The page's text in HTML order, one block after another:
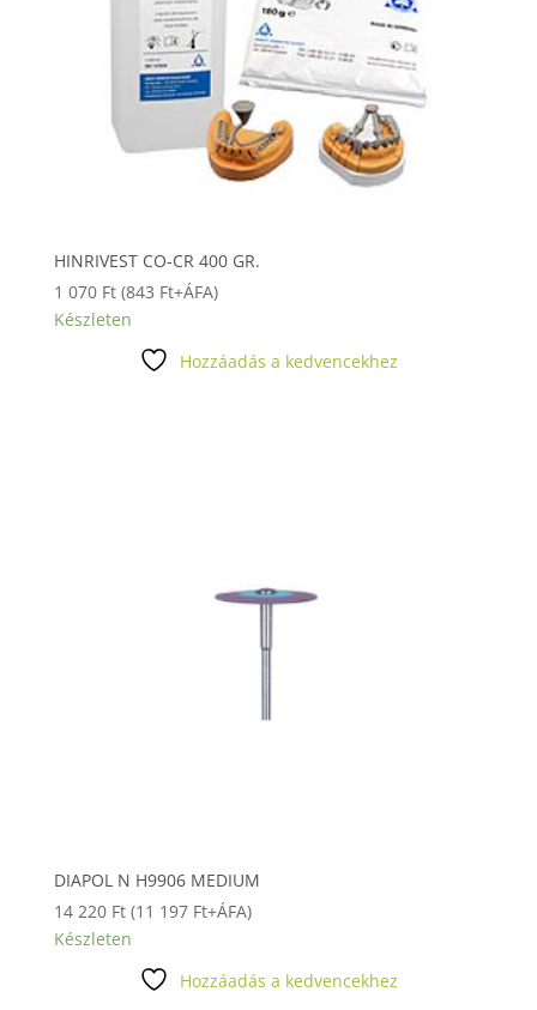
HINRIVEST CO-CR 400 GR.
1 070 Ft (843 Ft+ÁFA)
Készleten
Hozzáadás a kedvencekhez
DIAPOL N H9906 MEDIUM
14 220 Ft (11 197 Ft+ÁFA)
Készleten
Hozzáadás a kedvencekhez